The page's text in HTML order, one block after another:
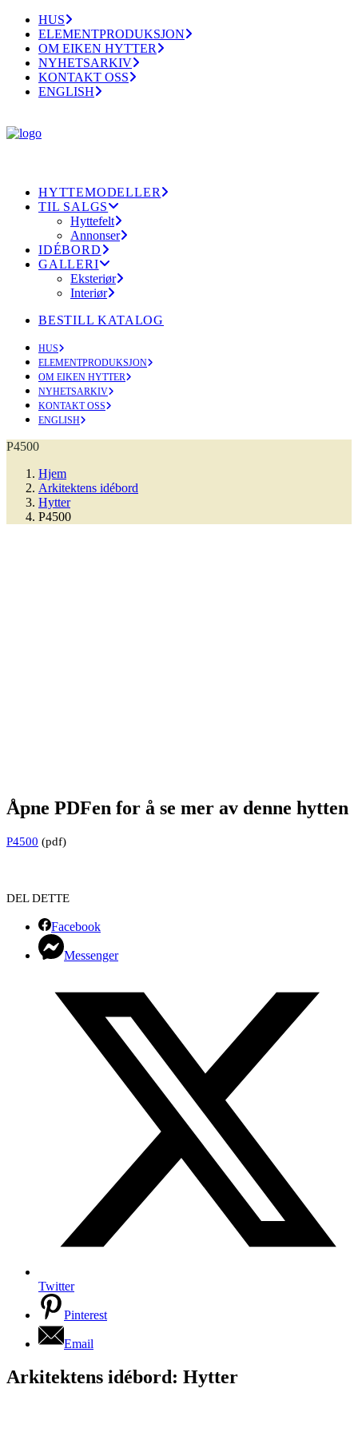
HUS
ELEMENTPRODUKSJON
OM EIKEN HYTTER
NYHETSARKIV
KONTAKT OSS
ENGLISH
HYTTEMODELLER
TIL SALGS
Hyttefelt
Annonser
IDÉBORD
GALLERI
Eksteriør
Interiør
BESTILL KATALOG
HUS
ELEMENTPRODUKSJON
OM EIKEN HYTTER
NYHETSARKIV
KONTAKT OSS
ENGLISH
P4500
Hjem
Arkitektens idébord
Hytter
P4500
Åpne PDFen for å se mer av denne hytten
P4500 (pdf)
DEL DETTE
Facebook
Messenger
Twitter
Pinterest
Email
Arkitektens idébord: Hytter